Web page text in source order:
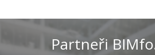
Partneři